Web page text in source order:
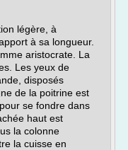
légère, à
à sa longueur.
aristocrate. La
Les yeux de
disposés
de la poitrine est
se fondre dans
haut est
la colonne
la cuisse en